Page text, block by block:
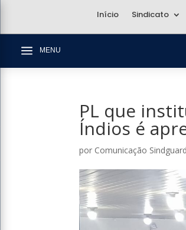
Início Sindicato
a MENU
PL que
Índios é
por Comunicação